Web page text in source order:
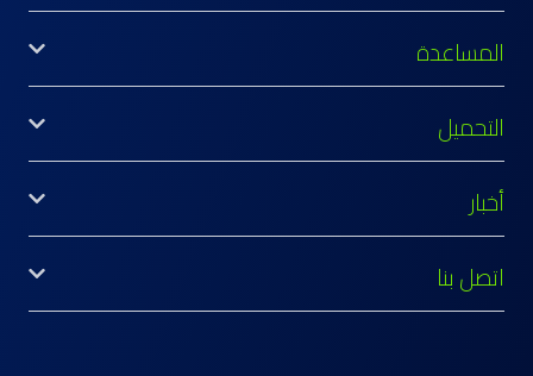
المساعدة
التحميل
أخبار
اتصل بنا